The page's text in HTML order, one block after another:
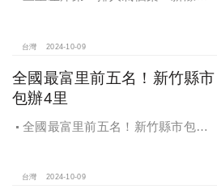
台灣 2024-10-09
全國最富里前五名！新竹縣市
包辦4里
全國最富里前五名！新竹縣市包辦4
台灣 2024-10-09